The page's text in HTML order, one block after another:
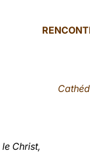
Christ,